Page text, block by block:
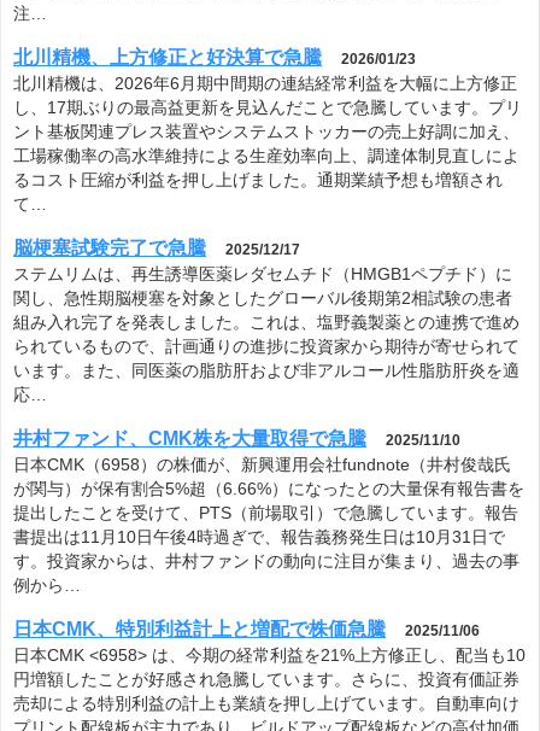
注…
北川精機、上方修正と好決算で急騰 2026/01/23
北川精機は、2026年6月期中間期の連結経常利益を大幅に上方修正
し、17期ぶりの最高益更新を見込んだことで急騰しています。プリ
ント基板関連プレス装置やシステムストッカーの売上好調に加え、
工場稼働率の高水準維持による生産効率向上、調達体制見直しによ
るコスト圧縮が利益を押し上げました。通期業績予想も増額され
て…
脳梗塞試験完了で急騰 2025/12/17
ステムリムは、再生誘導医薬レダセムチド（HMGB1ペプチド）に
関し、急性期脳梗塞を対象としたグローバル後期第2相試験の患者
組み入れ完了を発表しました。これは、塩野義製薬との連携で進め
られているもので、計画通りの進捗に投資家から期待が寄せられて
います。また、同医薬の脂肪肝および非アルコール性脂肪肝炎を適
応…
井村ファンド、CMK株を大量取得で急騰 2025/11/10
日本CMK（6958）の株価が、新興運用会社fundnote（井村俊哉氏
が関与）が保有割合5%超（6.66%）になったとの大量保有報告書を
提出したことを受けて、PTS（前場取引）で急騰しています。報告
書提出は11月10日午後4時過ぎで、報告義務発生日は10月31日で
す。投資家からは、井村ファンドの動向に注目が集まり、過去の事
例から…
日本CMK、特別利益計上と増配で株価急騰 2025/11/06
日本CMK <6958> は、今期の経常利益を21%上方修正し、配当も10
円増額したことが好感され急騰しています。さらに、投資有価証券
売却による特別利益の計上も業績を押し上げています。自動車向け
プリント配線板が主力であり、ビルドアップ配線板などの高付加価